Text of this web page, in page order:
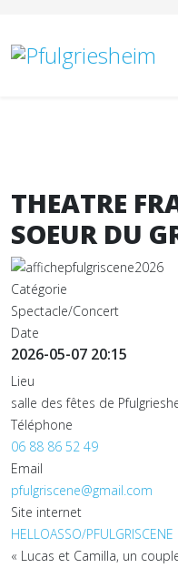
THEATRE
SOEUR DU
Catégorie
Spectacle/Concert
Date
2026-05-07 20:15
Lieu
salle des fêtes de
Téléphone
06 88 86 52 49
Email
pfulgriscene@gmail.com
Site internet
HELLOASSO/PFULGRISCENE
« Lucas et Camilla, un